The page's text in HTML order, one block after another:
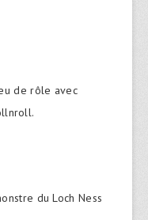
de rôle avec
du Loch Ness